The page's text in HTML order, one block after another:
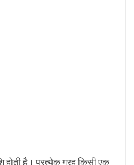
होती है। प्रत्येक ग्रह किसी एक